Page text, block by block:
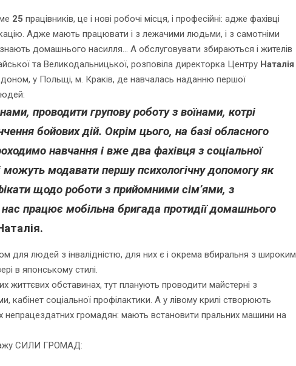
25 працівників, це і нові робочі місця, і професійні: адже фахівці
Адже мають працювати і з лежачими людьми, і з самотніми
домашнього насилля… А обслуговувати збираються і жителів
та Великодальницької, розповіла директорка Центру Наталія
у Польщі, м. Краків, де навчалась наданню першої
проводити групову роботу з воїнами, котрі
бойових дій. Окрім цього, на базі обласного
навчання і вже два фахівця з соціальної
можуть модавати першу психологічну допомогу як
щодо роботи з прийомними сім’ями, з
працює мобільна бригада протидії домашнього
для людей з інвалідністю, для них є і окрема вбиральня з широким
в японському стилі.
життєвих обставинах, тут планують проводити майстерні з
кабінет соціальної профілактики. А у лівому крилі створюють
непрацездатних громадян: мають встановити пральних машини на
СИЛИ ГРОМАД: